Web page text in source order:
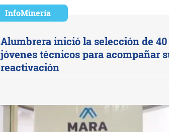
InfoMinería
Alumbrera inició la selección de 40
jóvenes técnicos para acompañar
reactivación